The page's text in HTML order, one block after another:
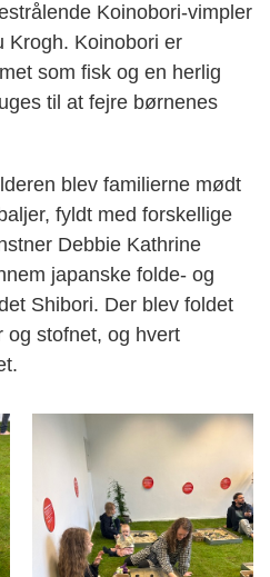
Koinobori-vimpler
Krogh. Koinobori er
som fisk og en herlig
til at fejre børnenes
blev familierne mødt
fyldt med forskellige
Debbie Kathrine
japanske folde- og
Shibori. Der blev foldet
og stofnet, og hvert